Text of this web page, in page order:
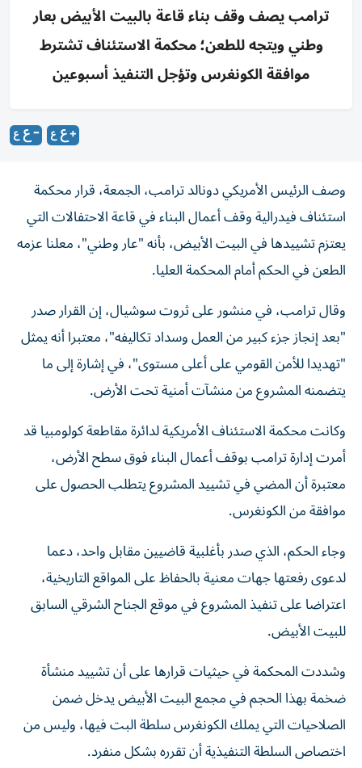
ترامب يصف وقف بناء قاعة بالبيت الأبيض بعار
وطني ويتجه للطعن؛ محكمة الاستئناف تشترط
موافقة الكونغرس وتؤجل التنفيذ أسبوعين
وصف الرئيس الأمريكي دونالد ترامب، الجمعة، قرار محكمة
استئناف فيدرالية وقف أعمال البناء في قاعة الاحتفالات التي
يعتزم تشييدها في البيت الأبيض، بأنه "عار وطني"، معلنا عزمه
الطعن في الحكم أمام المحكمة العليا.
وقال ترامب، في منشور على ثروت سوشيال، إن القرار صدر
"بعد إنجاز جزء كبير من العمل وسداد تكاليفه"، معتبرا أنه يمثل
"تهديدا للأمن القومي على أعلى مستوى"، في إشارة إلى ما
يتضمنه المشروع من منشآت أمنية تحت الأرض.
وكانت محكمة الاستئناف الأمريكية لدائرة مقاطعة كولومبيا قد
أمرت إدارة ترامب بوقف أعمال البناء فوق سطح الأرض،
معتبرة أن المضي في تشييد المشروع يتطلب الحصول على
موافقة من الكونغرس.
وجاء الحكم، الذي صدر بأغلبية قاضيين مقابل واحد، دعما
لدعوى رفعتها جهات معنية بالحفاظ على المواقع التاريخية،
اعتراضا على تنفيذ المشروع في موقع الجناح الشرقي السابق
للبيت الأبيض.
وشددت المحكمة في حيثيات قرارها على أن تشييد منشأة
ضخمة بهذا الحجم في مجمع البيت الأبيض يدخل ضمن
الصلاحيات التي يملك الكونغرس سلطة البت فيها، وليس من
اختصاص السلطة التنفيذية أن تقرره بشكل منفرد.